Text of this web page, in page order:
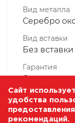
Вид металла
Серебро
Вид вставки
Без вставки
Гарантия
6 месяцев
1 Штука
Сайт
удобства
рекомендаций.